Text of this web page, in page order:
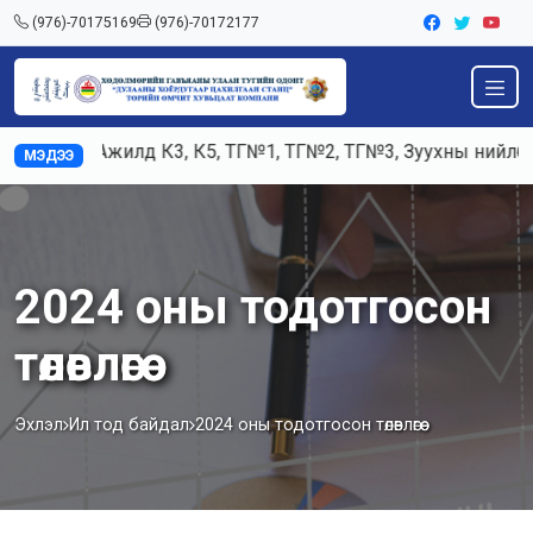
(976)-70175169 (976)-70172177
МЭДЭЭАжилд К3, К5, ТГ№1, ТГ№2, ТГ№3, Зуухны нийлбэр
2024 оны тодотгосон
төлөвлөгөө
Эхлэл Ил тод байдал 2024 оны тодотгосон төлөвлөгөө